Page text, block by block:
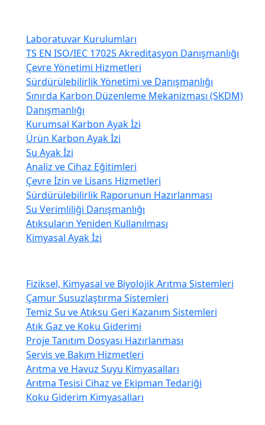
Laboratuvar Kurulumları
TS EN ISO/IEC 17025 Akreditasyon Danışmanlığı
Çevre Yönetimi Hizmetleri
Sürdürülebilirlik Yönetimi ve Danışmanlığı
Sınırda Karbon Düzenleme Mekanizması (SKDM)
Danışmanlığı
Kurumsal Karbon Ayak İzi
Ürün Karbon Ayak İzi
Su Ayak İzi
Analiz ve Cihaz Eğitimleri
Çevre İzin ve Lisans Hizmetleri
Sürdürülebilirlik Raporunun Hazırlanması
Su Verimliliği Danışmanlığı
Atıksuların Yeniden Kullanılması
Kimyasal Ayak İzi
Fiziksel, Kimyasal ve Biyolojik Arıtma Sistemleri
Çamur Susuzlaştırma Sistemleri
Temiz Su ve Atıksu Geri Kazanım Sistemleri
Atık Gaz ve Koku Giderimi
Proje Tanıtım Dosyası Hazırlanması
Servis ve Bakım Hizmetleri
Arıtma ve Havuz Suyu Kimyasalları
Arıtma Tesisi Cihaz ve Ekipman Tedariği
Koku Giderim Kimyasalları